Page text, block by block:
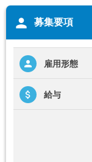
person 募集要項
雇用形態
給与